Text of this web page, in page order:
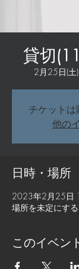
貸切
2月25日(土)
チケット
他の
日時・場所
2023年2月25日
場所を未定にする
このイベン